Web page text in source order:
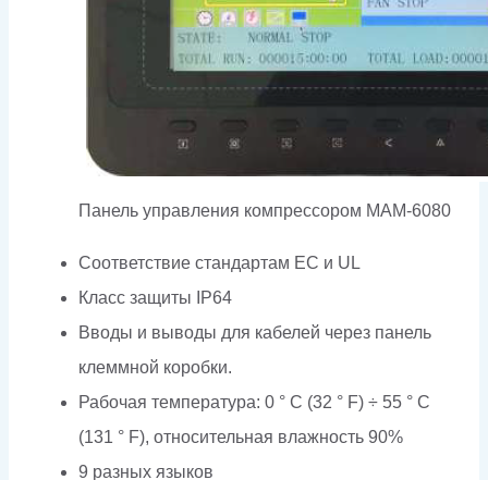
Панель управления компрессором MAM-6080
Соответствие стандартам EC и UL
Класс защиты IP64
Вводы и выводы для кабелей через панель
клеммной коробки.
Рабочая температура: 0 ° C (32 ° F) ÷ 55 ° C
(131 ° F), относительная влажность 90%
9 разных языков